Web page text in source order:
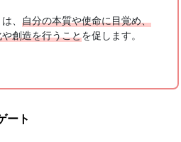
、自分の本質や使命に目覚め、
創造を行うことを促します。
ート